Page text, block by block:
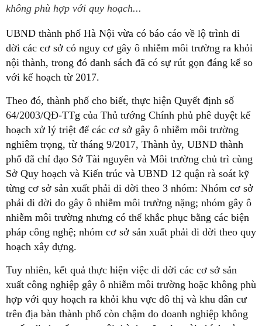
không phù hợp với quy hoạch...
UBND thành phố Hà Nội vừa có báo cáo về lộ trình di
dời các cơ sở có nguy cơ gây ô nhiễm môi trường ra khỏi
nội thành, trong đó danh sách đã có sự rút gọn đáng kể so
với kế hoạch từ 2017.
Theo đó, thành phố cho biết, thực hiện Quyết định số
64/2003/QĐ-TTg của Thủ tướng Chính phủ phê duyệt kế
hoạch xử lý triệt để các cơ sở gây ô nhiễm môi trường
nghiêm trọng, từ tháng 9/2017, Thành ủy, UBND thành
phố đã chỉ đạo Sở Tài nguyên và Môi trường chủ trì cùng
Sở Quy hoạch và Kiến trúc và UBND 12 quận rà soát kỹ
từng cơ sở sản xuất phải di dời theo 3 nhóm: Nhóm cơ sở
phải di dời do gây ô nhiễm môi trường nặng; nhóm gây ô
nhiễm môi trường nhưng có thể khắc phục bằng các biện
pháp công nghệ; nhóm cơ sở sản xuất phải di dời theo quy
hoạch xây dựng.
Tuy nhiên, kết quả thực hiện việc di dời các cơ sở sản
xuất công nghiệp gây ô nhiễm môi trường hoặc không phù
hợp với quy hoạch ra khỏi khu vực đô thị và khu dân cư
trên địa bàn thành phố còn chậm do doanh nghiệp không